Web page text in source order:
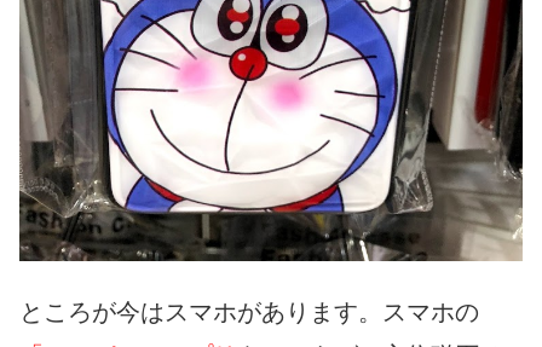
ところが今はスマホがあります。スマホの